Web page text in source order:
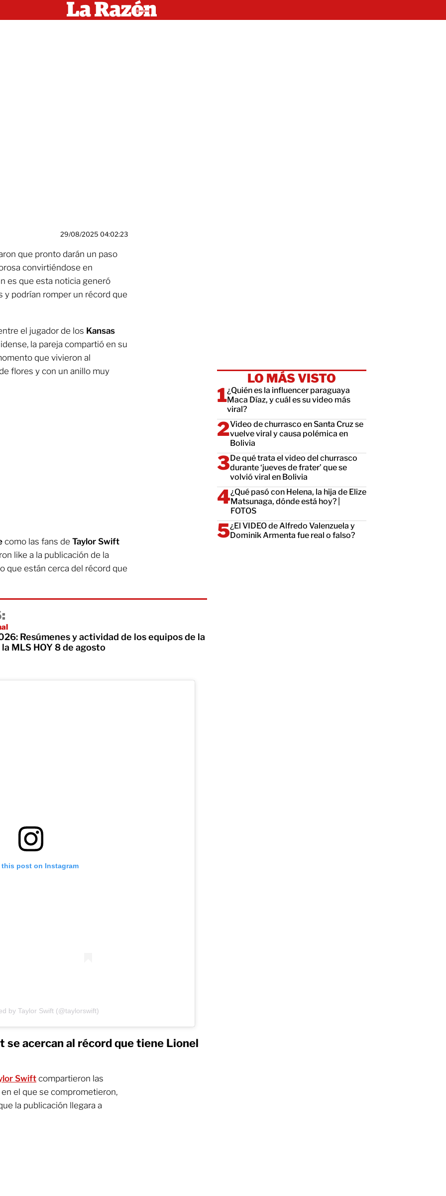
29/08/2025 04:02:23
que pronto darán un paso
convirtiéndose en
es que esta noticia generó
y podrían romper un récord que
el jugador de los Kansas
la pareja compartió en su
que vivieron al
flores y con un anillo muy
como las fans de Taylor Swift
like a la publicación de la
que están cerca del récord que
Resúmenes y actividad de los equipos de la
MLS HOY 8 de agosto
this post on Instagram
by Taylor Swift (@taylorswift)
se acercan al récord que tiene Lionel
Swift compartieron las
el que se comprometieron,
la publicación llegara a
LO MÁS VISTO
¿Quién es la influencer paraguaya
Maca Díaz, y cuál es su video más
viral?
Video de churrasco en Santa Cruz se
vuelve viral y causa polémica en
Bolivia
De qué trata el video del churrasco
durante ‘jueves de frater’ que se
volvió viral en Bolivia
¿Qué pasó con Helena, la hija de Elize
Matsunaga, dónde está hoy? |
FOTOS
¿El VIDEO de Alfredo Valenzuela y
Dominik Armenta fue real o falso?